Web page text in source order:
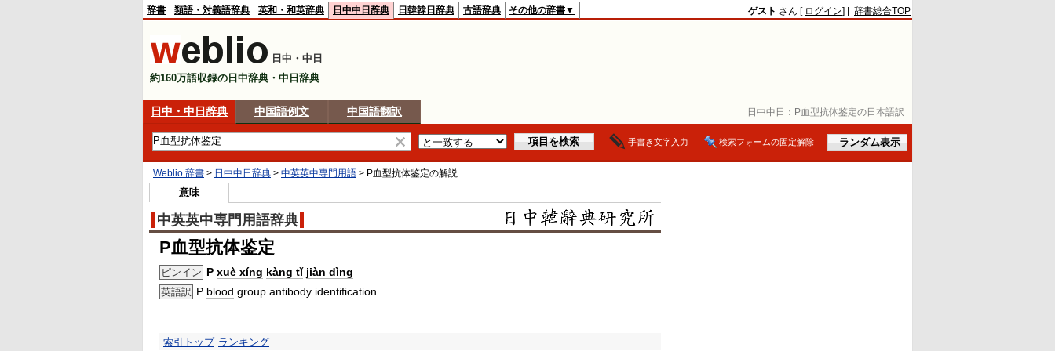
日中中日： P血型抗体鉴定の日本語訳
辞書 類語・対義語辞典 英和・和英辞典 日中中日辞典 日韓韓日辞典 古語辞典 その他の辞書▼ ゲスト さん [ ログイン] | 辞書総合TOP
日中・中日
約160万語収録の日中辞典・中日辞典
日中・中日辞典 中国語例文 中国語翻訳
手書き文字入力 検索フォームの固定解除
Weblio 辞書 > 日中中日辞典 > 中英英中専門用語 > P血型抗体鉴定の解説
意味
中英英中専門用語辞典
P血型抗体鉴定
ピンイン P xuè xíng kàng tǐ jiàn dìng
英語訳 P blood group antibody identification
索引トップ ランキング